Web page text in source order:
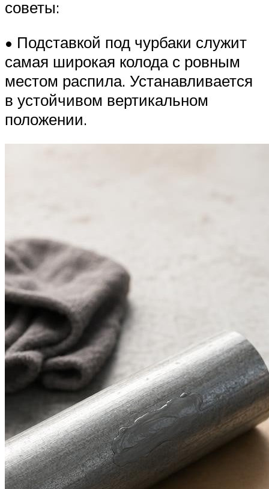
советы:
• Подставкой под чурбаки служит
самая широкая колода с ровным
местом распила. Устанавливается
в устойчивом вертикальном
положении.